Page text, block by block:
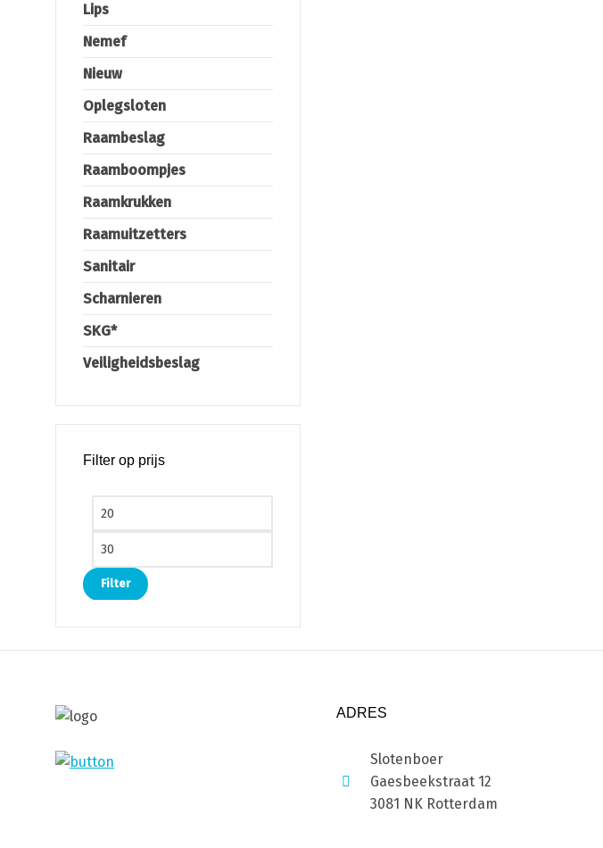
Lips
Nemef
Nieuw
Oplegsloten
Raambeslag
Raamboompjes
Raamkrukken
Raamuitzetters
Sanitair
Scharnieren
SKG*
Veiligheidsbeslag
Filter op prijs
Min. prijs
Filter
ADRES
Slotenboer
Gaesbeekstraat 12
3081 NK Rotterdam